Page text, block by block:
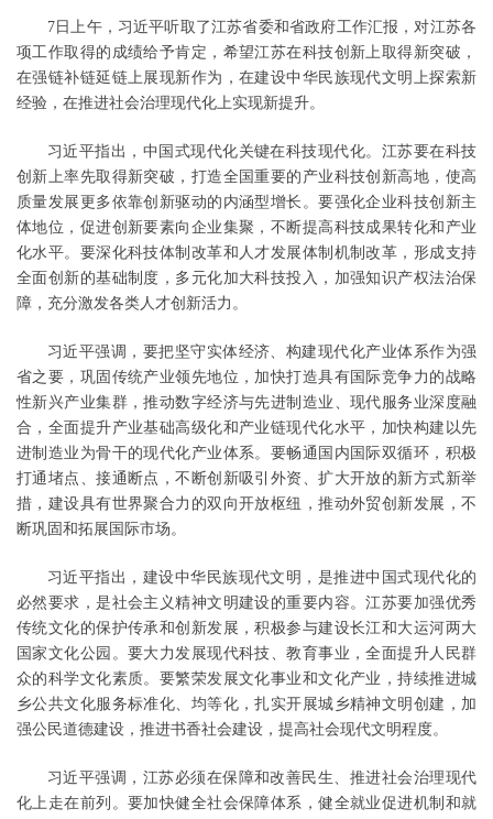
7日上午，习近平听取了江苏省委和省政府工作汇报，对江苏各
项工作取得的成绩给予肯定，希望江苏在科技创新上取得新突破，
在强链补链延链上展现新作为，在建设中华民族现代文明上探索新
经验，在推进社会治理现代化上实现新提升。
习近平指出，中国式现代化关键在科技现代化。江苏要在科技
创新上率先取得新突破，打造全国重要的产业科技创新高地，使高
质量发展更多依靠创新驱动的内涵型增长。要强化企业科技创新主
体地位，促进创新要素向企业集聚，不断提高科技成果转化和产业
化水平。要深化科技体制改革和人才发展体制机制改革，形成支持
全面创新的基础制度，多元化加大科技投入，加强知识产权法治保
障，充分激发各类人才创新活力。
习近平强调，要把坚守实体经济、构建现代化产业体系作为强
省之要，巩固传统产业领先地位，加快打造具有国际竞争力的战略
性新兴产业集群，推动数字经济与先进制造业、现代服务业深度融
合，全面提升产业基础高级化和产业链现代化水平，加快构建以先
进制造业为骨干的现代化产业体系。要畅通国内国际双循环，积极
打通堵点、接通断点，不断创新吸引外资、扩大开放的新方式新举
措，建设具有世界聚合力的双向开放枢纽，推动外贸创新发展，不
断巩固和拓展国际市场。
习近平指出，建设中华民族现代文明，是推进中国式现代化的
必然要求，是社会主义精神文明建设的重要内容。江苏要加强优秀
传统文化的保护传承和创新发展，积极参与建设长江和大运河两大
国家文化公园。要大力发展现代科技、教育事业，全面提升人民群
众的科学文化素质。要繁荣发展文化事业和文化产业，持续推进城
乡公共文化服务标准化、均等化，扎实开展城乡精神文明创建，加
强公民道德建设，推进书香社会建设，提高社会现代文明程度。
习近平强调，江苏必须在保障和改善民生、推进社会治理现代
化上走在前列。要加快健全社会保障体系，健全就业促进机制和就